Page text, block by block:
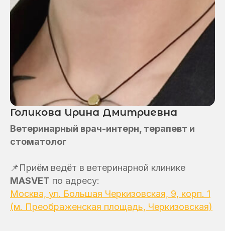
Голикова Ирина Дмитриевна
Ветеринарный врач-интерн, терапевт и
стоматолог
📌Приём ведёт в ветеринарной клинике
MASVET по адресу:
Москва, ул. Большая Черкизовская, 9, корп. 1
(м. Преображенская площадь, Черкизовская)